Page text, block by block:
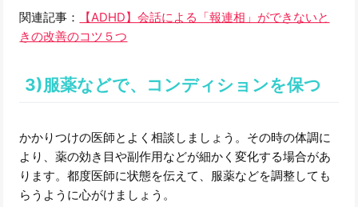
関連記事：
【ADHD】会話による「報連相」ができないと
きの改善のコツ５つ
3)服薬などで、コンディションを保つ
かかりつけの医師とよく相談しましょう。その時の体調に
より、薬の効き目や副作用などが細かく変化する場合があ
ります。都度医師に状態を伝えて、服薬などを調整しても
らうように心がけましょう。